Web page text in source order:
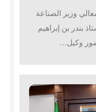
وزير الصناعة
بندر بن إبراهيم
وكيل…